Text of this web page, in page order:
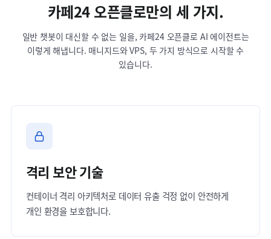
카페24 오픈클로만의 세 가지.
일반 챗봇이 대신할 수 없는 일을, 카페24 오픈클로 AI 에이전트는
이렇게 해냅니다. 매니지드와 VPS, 두 가지 방식으로 시작할 수
있습니다.
격리 보안 기술
컨테이너 격리 아키텍처로 데이터 유출 걱정 없이 안전하게
개인 환경을 보호합니다.